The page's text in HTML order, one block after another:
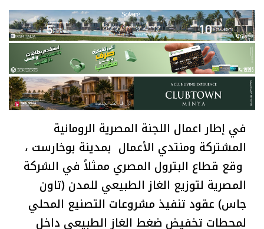
في إطار اعمال اللجنة المصرية الرومانية
المشتركة ومنتدي الأعمال بمدينة بوخارست ،
وقع قطاع البترول المصري ممثلاً في الشركة
المصرية لتوزيع الغاز الطبيعي للمدن (تاون
جاس) عقود تنفيذ مشروعات التصنيع المحلي
لمحطات تخفيض ضغط الغاز الطبيعي داخل